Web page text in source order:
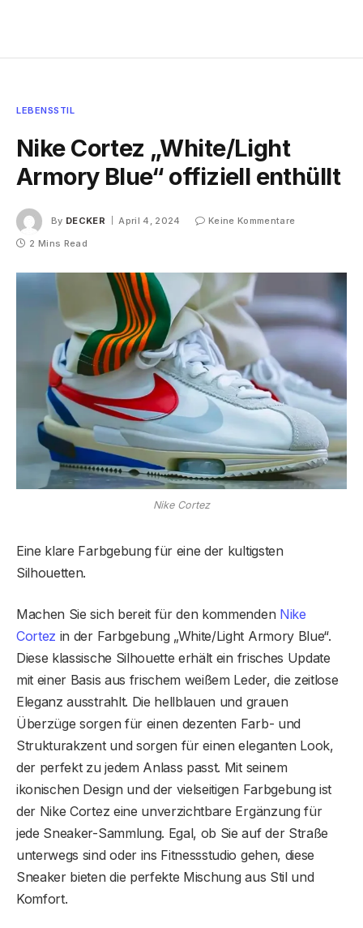
LEBENSSTIL
Nike Cortez „White/Light
Armory Blue“ offiziell enthüllt
By DECKER April 4, 2024
Keine Kommentare
2 Mins Read
Nike Cortez
Eine klare Farbgebung für eine der kultigsten
Silhouetten.
Machen Sie sich bereit für den kommenden Nike
Cortez in der Farbgebung „White/Light Armory Blue“.
Diese klassische Silhouette erhält ein frisches Update
mit einer Basis aus frischem weißem Leder, die zeitlose
Eleganz ausstrahlt. Die hellblauen und grauen
Überzüge sorgen für einen dezenten Farb- und
Strukturakzent und sorgen für einen eleganten Look,
der perfekt zu jedem Anlass passt. Mit seinem
ikonischen Design und der vielseitigen Farbgebung ist
der Nike Cortez eine unverzichtbare Ergänzung für
jede Sneaker-Sammlung. Egal, ob Sie auf der Straße
unterwegs sind oder ins Fitnessstudio gehen, diese
Sneaker bieten die perfekte Mischung aus Stil und
Komfort.